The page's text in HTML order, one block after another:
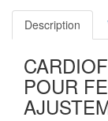
Description
POUR